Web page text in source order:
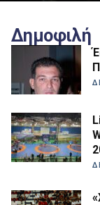
Δημοφιλή